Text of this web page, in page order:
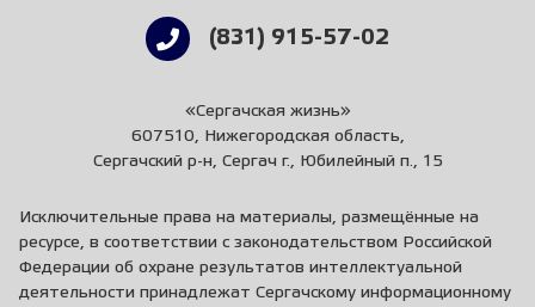
(831) 915-57-02
«Сергачская жизнь»
607510, Нижегородская область,
Сергачский р-н, Сергач г., Юбилейный п., 15
Исключительные права на материалы, размещённые на
ресурсе, в соответствии с законодательством Российской
Федерации об охране результатов интеллектуальной
деятельности принадлежат Сергачскому информационному